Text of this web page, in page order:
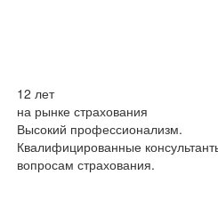
12 лет
на рынке страхования
Высокий профессионализм.
Квалифицированные
вопросам страхования.